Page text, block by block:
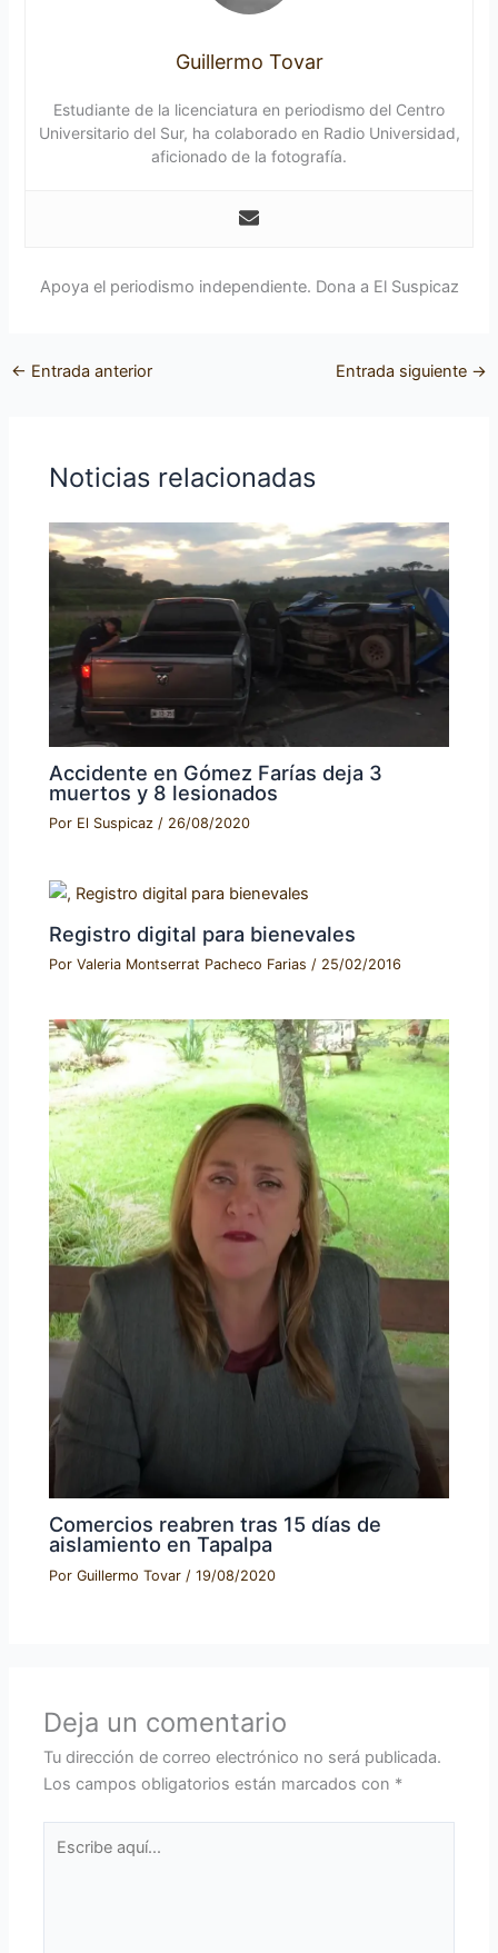
Guillermo Tovar
Estudiante de la licenciatura en periodismo del Centro
Universitario del Sur, ha colaborado en Radio Universidad,
aficionado de la fotografía.
Apoya el periodismo independiente. Dona a El Suspicaz
← Entrada anterior Entrada siguiente →
Noticias relacionadas
Accidente en Gómez Farías deja 3
muertos y 8 lesionados
Por El Suspicaz/ 26/08/2020
Registro digital para bienevales
PorValeria Montserrat Pacheco Farias / 25/02/2016
Comercios reabren tras 15 días de
aislamiento en Tapalpa
PorGuillermo Tovar /19/08/2020
Deja un comentario
Tu dirección de correo electrónico no será publicada.
Los campos obligatorios están marcados con *